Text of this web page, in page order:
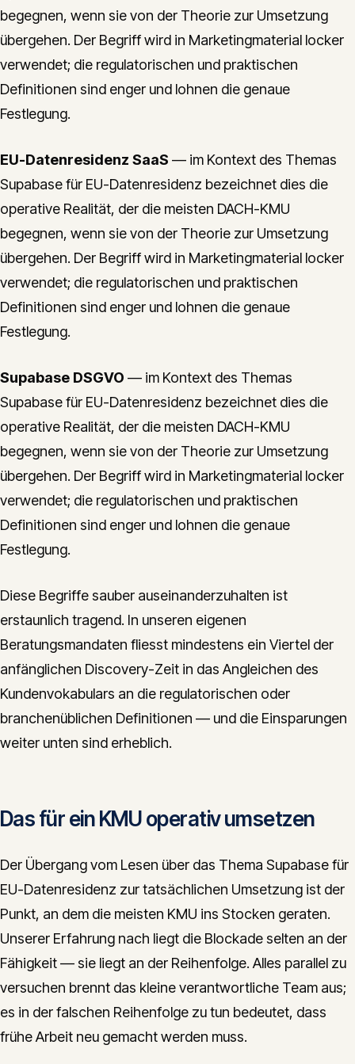
begegnen, wenn sie von der Theorie zur Umsetzung
übergehen. Der Begriff wird in Marketingmaterial locker
verwendet; die regulatorischen und praktischen
Definitionen sind enger und lohnen die genaue
Festlegung.
EU-Datenresidenz SaaS — im Kontext des Themas
Supabase für EU-Datenresidenz bezeichnet dies die
operative Realität, der die meisten DACH-KMU
begegnen, wenn sie von der Theorie zur Umsetzung
übergehen. Der Begriff wird in Marketingmaterial locker
verwendet; die regulatorischen und praktischen
Definitionen sind enger und lohnen die genaue
Festlegung.
Supabase DSGVO — im Kontext des Themas
Supabase für EU-Datenresidenz bezeichnet dies die
operative Realität, der die meisten DACH-KMU
begegnen, wenn sie von der Theorie zur Umsetzung
übergehen. Der Begriff wird in Marketingmaterial locker
verwendet; die regulatorischen und praktischen
Definitionen sind enger und lohnen die genaue
Festlegung.
Diese Begriffe sauber auseinanderzuhalten ist
erstaunlich tragend. In unseren eigenen
Beratungsmandaten fliesst mindestens ein Viertel der
anfänglichen Discovery-Zeit in das Angleichen des
Kundenvokabulars an die regulatorischen oder
branchenüblichen Definitionen — und die Einsparungen
weiter unten sind erheblich.
Das für ein KMU operativ umsetzen
Der Übergang vom Lesen über das Thema Supabase für
EU-Datenresidenz zur tatsächlichen Umsetzung ist der
Punkt, an dem die meisten KMU ins Stocken geraten.
Unserer Erfahrung nach liegt die Blockade selten an der
Fähigkeit — sie liegt an der Reihenfolge. Alles parallel zu
versuchen brennt das kleine verantwortliche Team aus;
es in der falschen Reihenfolge zu tun bedeutet, dass
frühe Arbeit neu gemacht werden muss.